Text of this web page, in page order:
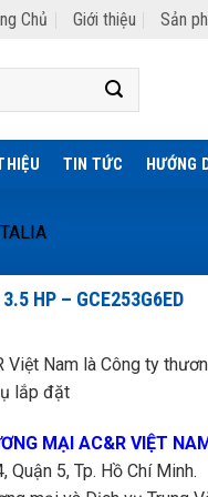
Chủ Giới thiệu Sản
TIN TỨC HƯỚNG
HP – GCE253G6ED
Việt Nam là Công ty
lắp đặt
MẠI AC&R VIỆT
Quận 5, Tp. Hồ Chí Minh.